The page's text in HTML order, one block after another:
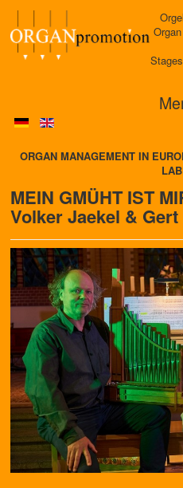
ORGAN MANAGEMENT IN
MEIN GMÜHT IST
Volker Jaekel &